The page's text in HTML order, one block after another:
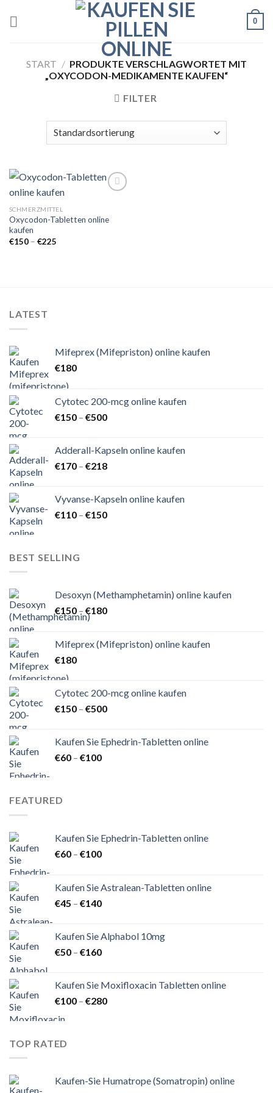
0
START / PRODUKTE VERSCHLAGWORTET MIT
„OXYCODON-MEDIKAMENTE KAUFEN“
FILTER
Add to
SCHMERZMITTEL
Oxycodon-Tabletten online
kaufen
€150 – €225Preisspanne:
LATEST
Mifeprex (Mifepriston) online kaufen
€180
Cytotec 200-mcg online kaufen
€150 – €500Preisspanne:
€500
Adderall-Kapseln online kaufen
€170 – €218Preisspanne:
€218
Vyvanse-Kapseln online kaufen
€110 – €150Preisspanne:
BEST SELLING
Desoxyn (Methamphetamin) online kaufen
€150 – €180Preisspanne:
€180
Mifeprex (Mifepriston) online kaufen
€180
Cytotec 200-mcg online kaufen
€150 – €500Preisspanne:
€500
Kaufen Sie Ephedrin-Tabletten online
€60 – €100Preisspanne:
FEATURED
Kaufen Sie Ephedrin-Tabletten online
€60 – €100Preisspanne:
€100
Kaufen Sie Astralean-Tabletten online
€45 – €140Preisspanne:
€140
Kaufen Sie Alphabol 10mg
€50 – €160Preisspanne:
€160
Kaufen Sie Moxifloxacin Tabletten online
€100 – €280Preisspanne:
TOP RATED
Kaufen-Sie Humatrope (Somatropin) online